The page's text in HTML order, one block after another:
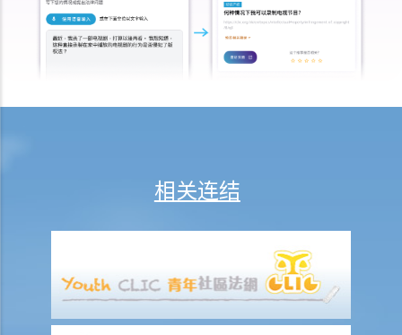
10. 《公安条例》是否容许警务人员使用超出合理所需的武力执行该条
相关罪行
3. 非法集结（《公安条例》第18条）
4. 暴动（《公安条例》第19条）
7. 禁止展示旗帜等物的权力 （《公安条例》第3条）
8. 公众聚集中倡议使用暴力（《公安条例》第26条）
9. 在公众地方造成阻碍（《简易程序治罪条例》第4A条）
相关连结